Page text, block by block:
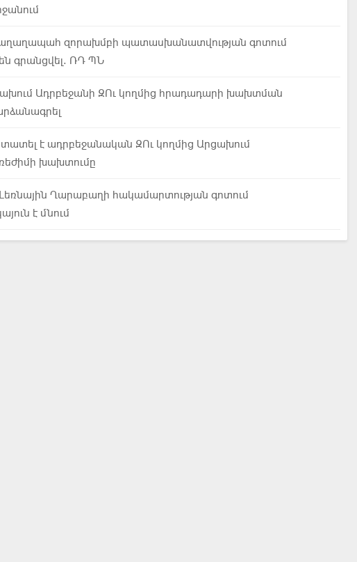
զորախմբի պատասխանատվության գոտում
գրանցվել. ՌԴ ՊՆ
Ադրբեջանի ԶՈւ կողմից հրադադարի խախտման
է ադրբեջանական ԶՈւ կողմից Արցախում
խախտումը
Ղարաբաղի հակամարտության գոտում
է մնում